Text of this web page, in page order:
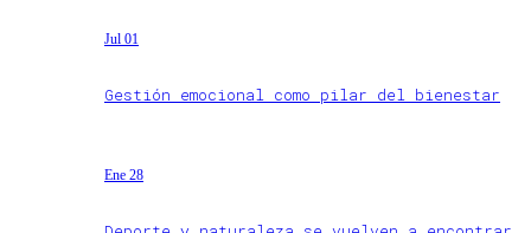
Jul 01
Gestión emocional como pilar del bienestar
Ene 28